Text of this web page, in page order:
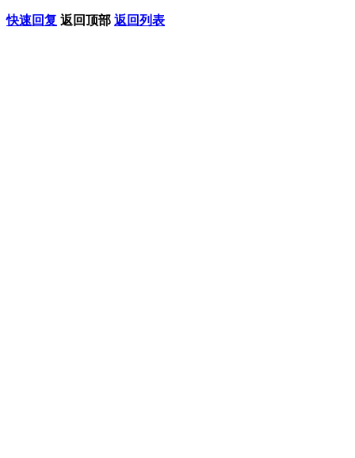
快速回复 返回顶部 返回列表